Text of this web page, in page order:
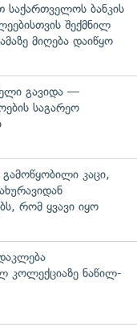
საქართველოს ბანკის
შექმნილ
მიღება დაიწყო
გავიდა —
საგარეო
კაცი,
რომ ყვავი იყო
კოლექციაზე ნაწილ-